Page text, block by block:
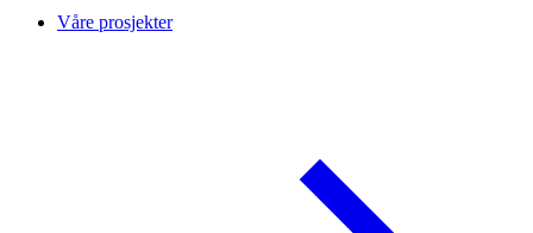
Våre prosjekter